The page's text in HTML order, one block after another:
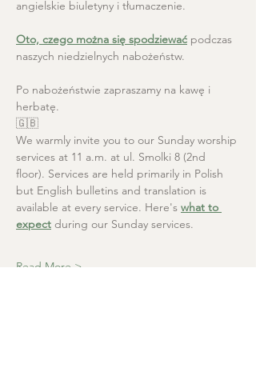
angielskie biuletyny i tłumaczenie.
Oto, czego można się spodziewać podczas
naszych niedzielnych nabożeństw.
Po nabożeństwie zapraszamy na kawę i
herbatę.
🇬🇧
We warmly invite you to our Sunday worship
services at 11 a.m. at ul. Smolki 8 (2nd
floor). Services are held primarily in Polish
but English bulletins and translation is
available at every service. Here's what to
expect during our Sunday services.
Read More >